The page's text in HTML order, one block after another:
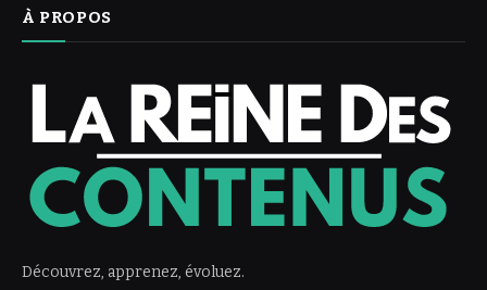
À PROPOS
Découvrez, apprenez, évoluez.